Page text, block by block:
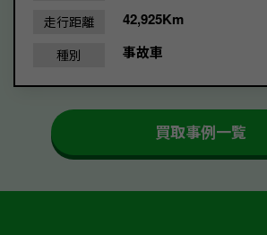
走行距離 42,925Km
種別 事故車
買取事例一覧